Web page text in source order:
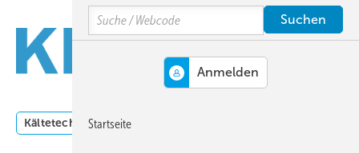
Hauptinhalt
Hauptmenü
SiteSearch
Kältetechnik Klimatechnik
Search
Startseite